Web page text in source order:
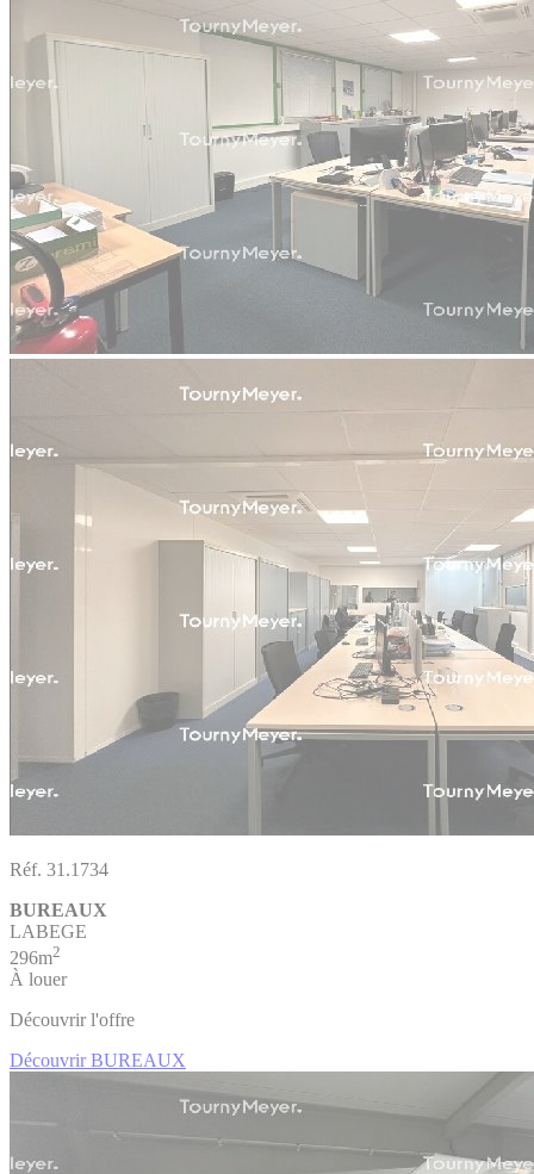
Réf. 31.1734
BUREAUX
LABEGE
296m2
À louer
Découvrir l'offre
Découvrir BUREAUX